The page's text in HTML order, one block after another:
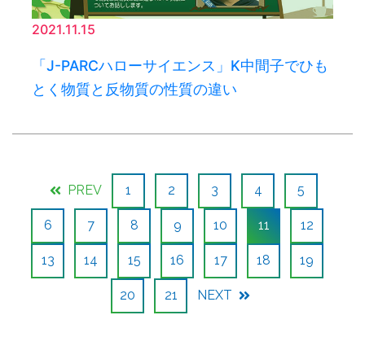
2021.11.15
「J-PARCハローサイエンス」K中間子でひも
とく物質と反物質の性質の違い
PREV 1 2 3 4 5
6 7 8 9 10 11 12
13 14 15 16 17 18 19
20 21 NEXT